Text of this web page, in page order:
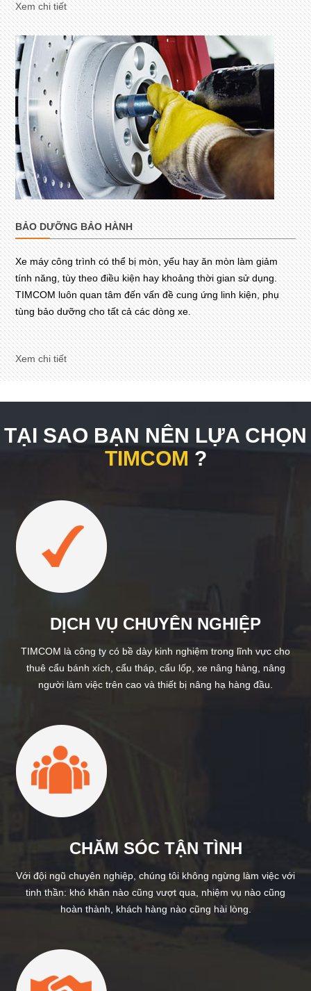
Xem chi tiết
BẢO DƯỠNG BẢO HÀNH
Xe máy công trình có thể bị mòn, yếu hay ăn mòn làm giảm
tính năng, tùy theo điều kiện hay khoảng thời gian sử dụng.
TIMCOM luôn quan tâm đến vấn đề cung ứng linh kiện, phụ
tùng bảo dưỡng cho tất cả các dòng xe.
Xem chi tiết
TẠI SAO BẠN NÊN LỰA CHỌN
TIMCOM ?
DỊCH VỤ CHUYÊN NGHIỆP
TIMCOM là công ty có bề dày kinh nghiệm trong lĩnh vực cho
thuê cẩu bánh xích, cẩu tháp, cẩu lốp, xe nâng hàng, nâng
người làm việc trên cao và thiết bị nâng hạ hàng đầu.
CHĂM SÓC TẬN TÌNH
Với đội ngũ chuyên nghiệp, chúng tôi không ngừng làm việc với
tinh thần: khó khăn nào cũng vượt qua, nhiệm vụ nào cũng
hoàn thành, khách hàng nào cũng hài lòng.